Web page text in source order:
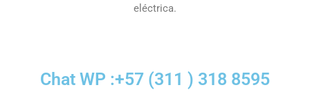
eléctrica.
Chat WP :+57 (311 ) 318 8595